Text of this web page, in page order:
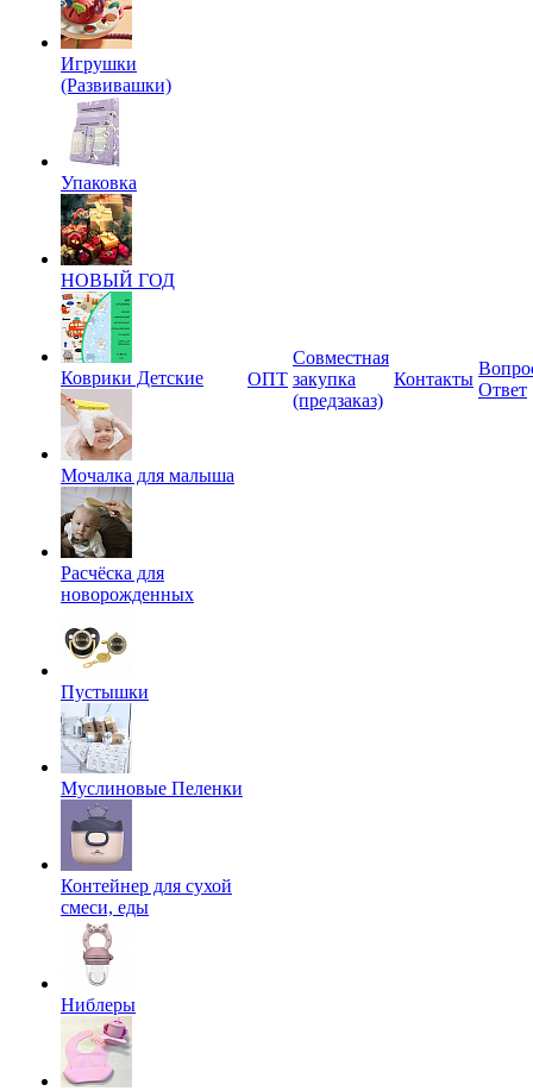
Игрушки
(Развивашки)
Упаковка
НОВЫЙ ГОД
Коврики Детские
Мочалка для малыша
Расчёска для
новорожденных
Пустышки
Муслиновые Пеленки
Контейнер для сухой
смеси, еды
Ниблеры
ОПТ
Совместная
закупка
(предзаказ)
Контакты
Ответ